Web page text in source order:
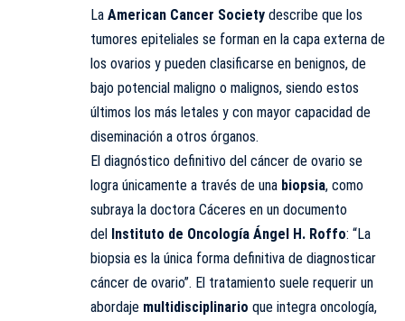
La American Cancer Society describe que los
tumores epiteliales se forman en la capa externa de
los ovarios y pueden clasificarse en benignos, de
bajo potencial maligno o malignos, siendo estos
últimos los más letales y con mayor capacidad de
diseminación a otros órganos.
El diagnóstico definitivo del cáncer de ovario se
logra únicamente a través de una biopsia, como
subraya la doctora Cáceres en un documento
del Instituto de Oncología Ángel H. Roffo: “La
biopsia es la única forma definitiva de diagnosticar
cáncer de ovario”. El tratamiento suele requerir un
abordaje multidisciplinario que integra oncología,